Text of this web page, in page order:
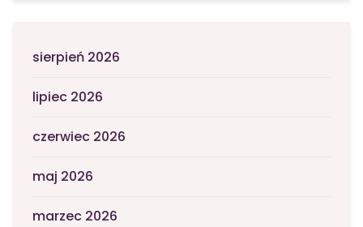
sierpień 2026
lipiec 2026
czerwiec 2026
maj 2026
marzec 2026